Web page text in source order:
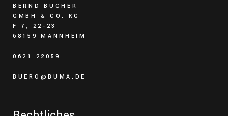
BERND BUCHER
GMBH & CO. KG
F 7, 22-23
68159 MANNHEIM
0621 22059
BUERO@BUMA.DE